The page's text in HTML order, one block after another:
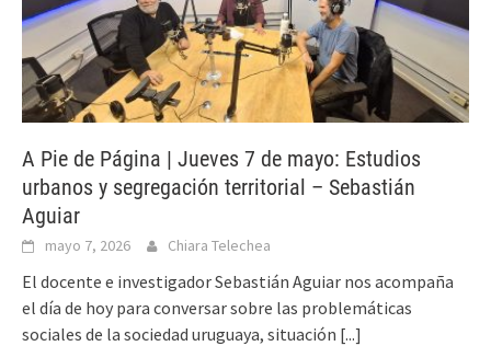
A Pie de Página | Jueves 7 de mayo: Estudios
urbanos y segregación territorial – Sebastián
Aguiar
mayo 7, 2026 Chiara Telechea
El docente e investigador Sebastián Aguiar nos acompaña
el día de hoy para conversar sobre las problemáticas
sociales de la sociedad uruguaya, situación [...]